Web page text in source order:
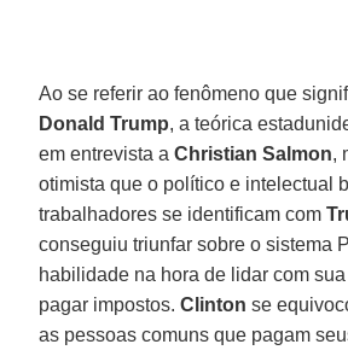
Ao se referir ao fenômeno que
Donald Trump, a teórica
em entrevista aChristian Salmon,
otimista que o político e intelectual
trabalhadores se identificam com
conseguiu triunfar sobre o sistema
habilidade na hora de lidar com
pagar impostos.Clinton se
as pessoas comuns que pagam